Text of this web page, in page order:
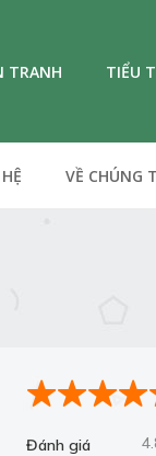
TRANH TIỂU
VỀ CHÚNG
Đánh giá